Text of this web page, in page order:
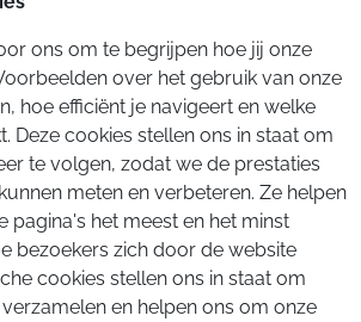
ons om te begrijpen hoe jij onze
over het gebruik van onze
hoe efficiënt je navigeert en welke
Deze cookies stellen ons in staat om
te volgen, zodat we de prestaties
meten en verbeteren. Ze helpen
pagina's het meest en het minst
bezoekers zich door de website
cookies stellen ons in staat om
en helpen ons om onze